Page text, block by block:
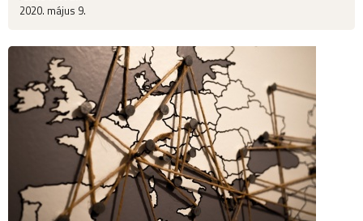
2020. május 9.